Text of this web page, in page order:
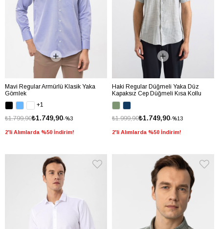
Mavi Regular Armürlü Klasik Yaka
Gömlek
+1
%3
₺1.749,90
₺1.799,90
2'li Alımlarda %50 İndirim!
Haki Regular Düğmeli Yaka Düz
Kapaksız Cep Düğmeli Kısa Kollu
Standart Casual Gömlek
%13
₺1.749,90
₺1.999,90
2'li Alımlarda %50 İndirim!